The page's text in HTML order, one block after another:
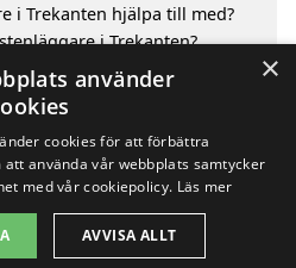
i Trekanten hjälpa till med?
i Trekanten?
i Trekanten
i de omgivande
- Pilanto Aps
×
använder
cookies för att förbättra
använda vår webbplats samtycker
med vår cookiepolicy. Läs mer
AVVISA ALLT